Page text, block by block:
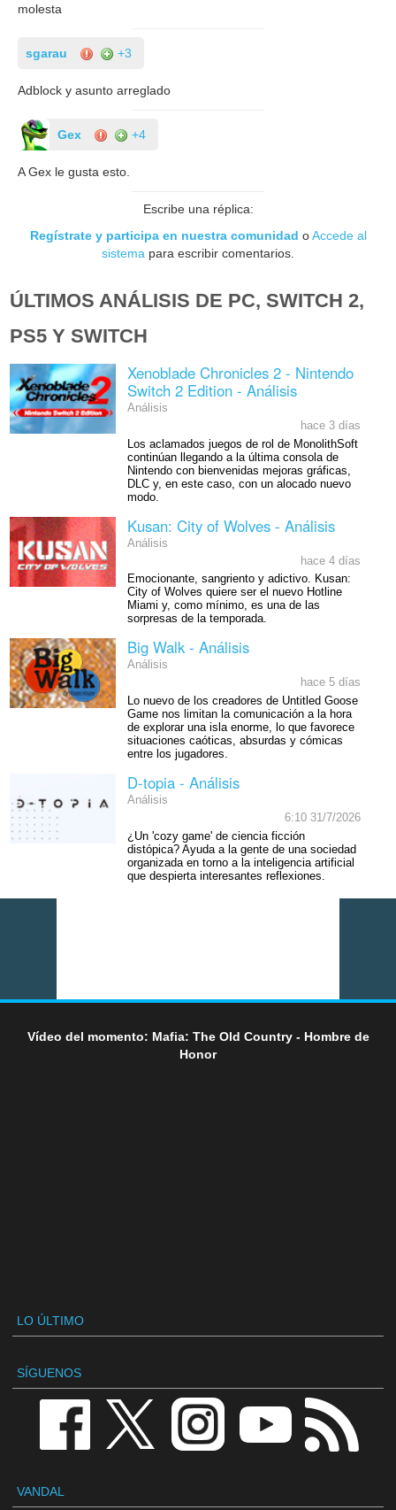
molesta
sgarau +3
Adblock y asunto arreglado
Gex +4
A Gex le gusta esto.
Escribe una réplica:
Regístrate y participa en nuestra comunidad oAccede al
sistema para escribir comentarios.
ÚLTIMOS ANÁLISIS DE PC, SWITCH 2,
PS5 Y SWITCH
Xenoblade Chronicles 2 - Nintendo
Switch 2 Edition - Análisis
Análisis
hace 3 días
Los aclamados juegos de rol de MonolithSoft
continúan llegando a la última consola de
Nintendo con bienvenidas mejoras gráficas,
DLC y, en este caso, con un alocado nuevo
modo.
Kusan: City of Wolves - Análisis
Análisis
hace 4 días
Emocionante, sangriento y adictivo. Kusan:
City of Wolves quiere ser el nuevo Hotline
Miami y, como mínimo, es una de las
sorpresas de la temporada.
Big Walk - Análisis
Análisis
hace 5 días
Lo nuevo de los creadores de Untitled Goose
Game nos limitan la comunicación a la hora
de explorar una isla enorme, lo que favorece
situaciones caóticas, absurdas y cómicas
entre los jugadores.
D-topia - Análisis
Análisis
6:10 31/7/2026
¿Un 'cozy game' de ciencia ficción
distópica? Ayuda a la gente de una sociedad
organizada en torno a la inteligencia artificial
que despierta interesantes reflexiones.
Vídeo del momento: Mafia: The Old Country - Hombre de
Honor
LO ÚLTIMO
SÍGUENOS
VANDAL